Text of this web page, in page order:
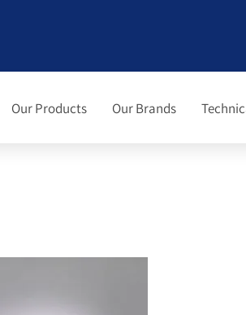
Our Products Our Brands